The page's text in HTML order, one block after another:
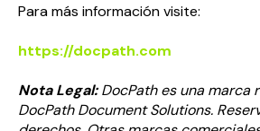
Para más información visite:
https://docpath.com
Nota Legal:DocPath es una marca
DocPath Document Solutions.